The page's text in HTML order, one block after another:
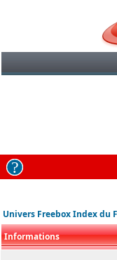
Univers Freebox Index du
Informations